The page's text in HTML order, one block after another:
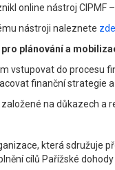
online nástroj
nástroji naleznete zde
plánování a
vstupovat do procesu
finanční strategie
na důkazech
která sdružuje
cílů Pařížské